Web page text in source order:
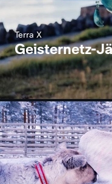
Terra X
Geisternetz-